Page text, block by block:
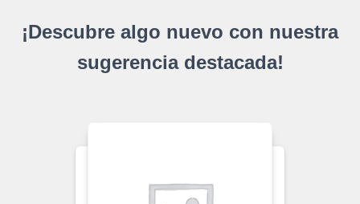
¡Descubre algo nuevo con nuestra
sugerencia destacada!